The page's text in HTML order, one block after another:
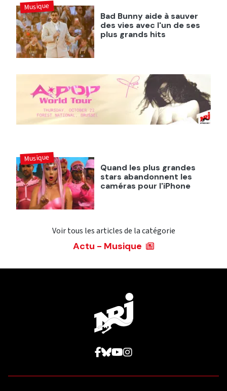
Bad Bunny aide à sauver
des vies avec l'un de ses
plus grands hits
Musique
Quand les plus grandes
stars abandonnent les
caméras pour l'iPhone
Musique
Voir tous les articles de la catégorie
Actu - Musique